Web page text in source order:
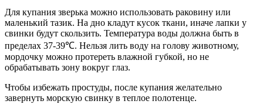
Для купания зверька можно использовать раковину или
маленький тазик. На дно кладут кусок ткани, иначе лапки у
свинки будут скользить. Температура воды должна быть в
пределах 37-39℃. Нельзя лить воду на голову животному,
мордочку можно протереть влажной губкой, но не
обрабатывать зону вокруг глаз.
Чтобы избежать простуды, после купания желательно
завернуть морскую свинку в теплое полотенце.